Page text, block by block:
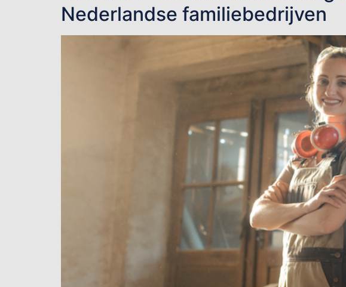
Nederlandse familiebedrijven